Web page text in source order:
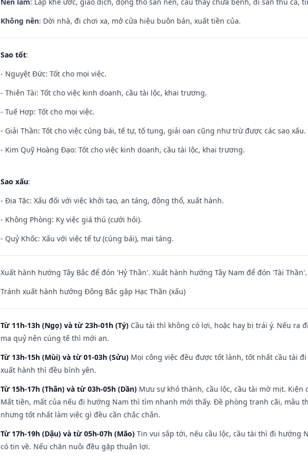
Không nên: Dời nhà, đi chơi xa, mở cửa hiệu buôn bán, xuất tiền của.
Sao tốt:
- Nguyệt Đức: Tốt cho mọi việc.
- Thiên Tài: Tốt cho việc kinh doanh, cầu tài lộc, khai trương.
- Tuế Hợp: Tốt cho mọi việc.
- Giải Thần: Tốt cho việc cúng bái, tế tự, tố tụng, giải oan cũng như trừ được các sao xấu.
- Kim Quỹ Hoàng Đạo: Tốt cho việc kinh doanh, cầu tài lộc, khai trương.
Sao xấu:
- Địa Tặc: Xấu đối với việc khởi tạo, an táng, động thổ, xuất hành.
- Không Phòng: Kỵ việc giá thú (cưới hỏi).
- Quỷ Khốc: Xấu với việc tế tự (cúng bái), mai táng.
Xuất hành hướng Tây Bắc để đón 'Hỷ Thần'. Xuất hành hướng Tây Nam để đón 'Tài Thần'.
Tránh xuất hành hướng Đông Bắc gặp Hạc Thần (xấu)
Từ 11h-13h (Ngọ) và từ 23h-01h (Tý) Cầu tài thì không có lợi, hoặc hay bị trái ý. Nếu
ma quỷ nên cúng tế thì mới an.
Từ 13h-15h (Mùi) và từ 01-03h (Sửu) Mọi công việc đều được tốt lành, tốt nhất cầu tài
xuất hành thì đều bình yên.
Từ 15h-17h (Thân) và từ 03h-05h (Dần) Mưu sự khó thành, cầu lộc, cầu tài mờ mịt.
Mất tiền, mất của nếu đi hướng Nam thì tìm nhanh mới thấy. Đề phòng tranh cãi, mâu
nhưng tốt nhất làm việc gì đều cần chắc chắn.
Từ 17h-19h (Dậu) và từ 05h-07h (Mão) Tin vui sắp tới, nếu cầu lộc, cầu tài thì đi hướng
có tin về. Nếu chăn nuôi đều gặp thuận lợi.